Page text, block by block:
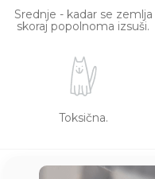
Srednje - kadar se zemlja
skoraj popolnoma izsuši.
Toksična.